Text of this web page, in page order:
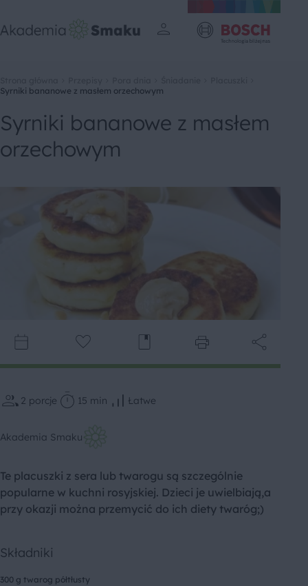
Syrniki bananowe z masłem orzechowym
Syrniki bananowe z masłem
orzechowym
2 porcje 15 min Łatwe
Akademia Smaku
Te placuszki z sera lub twarogu są szczególnie
popularne w kuchni rosyjskiej. Dzieci je uwielbiają,a
przy okazji można przemycić do ich diety twaróg;)
Składniki
300 g twarog półtłusty